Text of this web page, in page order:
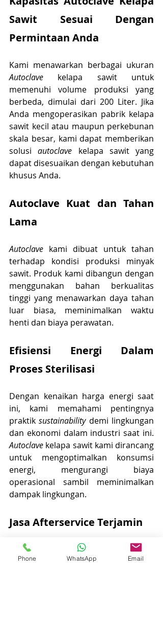
Sawit Sesuai Dengan
Permintaan Anda
Autoclave kelapa sawit untuk
memenuhi volume produksi yang
berbeda, dimulai dari 200 Liter. Jika
Anda mengoperasikan pabrik kelapa
sawit kecil atau maupun perkebunan
skala besar, kami dapat memberikan
solusi autoclave kelapa sawit yang
dapat disesuaikan dengan kebutuhan
khusus Anda.
Autoclave Kuat dan Tahan
Lama
Autoclave kami dibuat untuk tahan
terhadap kondisi produksi minyak
sawit. Produk kami dibangun dengan
menggunakan bahan berkualitas
tinggi yang menawarkan daya tahan
luar biasa, meminimalkan waktu
henti dan biaya perawatan.
Efisiensi Energi Dalam
Proses Sterilisasi
Dengan kenaikan harga energi saat
ini, kami memahami pentingnya
praktik sustainability demi lingkungan
Autoclave kelapa sawit kami dirancang
untuk mengoptimalkan konsumsi
energi, mengurangi biaya
operasional sambil meminimalkan
dampak lingkungan.
Jasa Afterservice Terjamin
afterservice
untuk produk kami. Jika
Phone WhatsApp Email